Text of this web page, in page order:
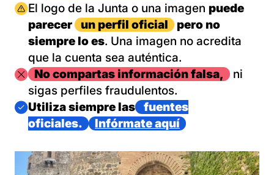
Imagen
El logo de la Junta o una imagen puede
parecer
un perfil oficial
pero no
siempre lo es. Una imagen no acredita
que la cuenta sea auténtica.
ImagenNo compartas información falsa,
ni
sigas perfiles fraudulentos.
Imagen
Utiliza siempre las
fuentes
oficiales.
Infórmate aquí